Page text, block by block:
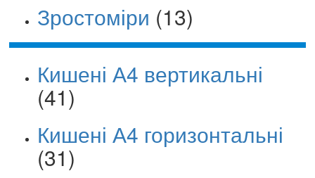
Зростоміри (13)
Кишені А4 вертикальні
(41)
Кишені А4 горизонтальні
(31)